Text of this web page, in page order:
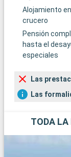
Alojamiento
crucero
Pensión
hasta el
especiales
Las
Las
TODA LA